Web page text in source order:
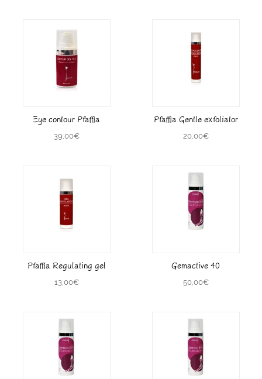
Eye contour Pfaffia
39,00€
Pfaffia Gentle exfoliator
20,00€
Pfaffia Regulating gel
13,00€
Gemactive 40
50,00€